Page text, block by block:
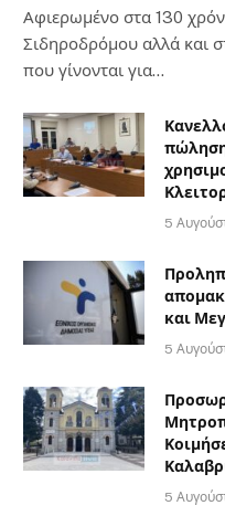
Αφιερωμένο στα 130
Σιδηροδρόμου αλλά και
που γίνονται για…
5
και
5
5